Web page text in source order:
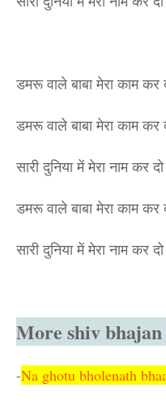
डमरू वाले बाबा मेरा काम कर
डमरू वाले बाबा मेरा काम कर
सारी दुनिया में मेरा नाम कर दो
डमरू वाले बाबा मेरा काम कर
सारी दुनिया में मेरा नाम कर दो
More shiv
-Na ghotu bholenath